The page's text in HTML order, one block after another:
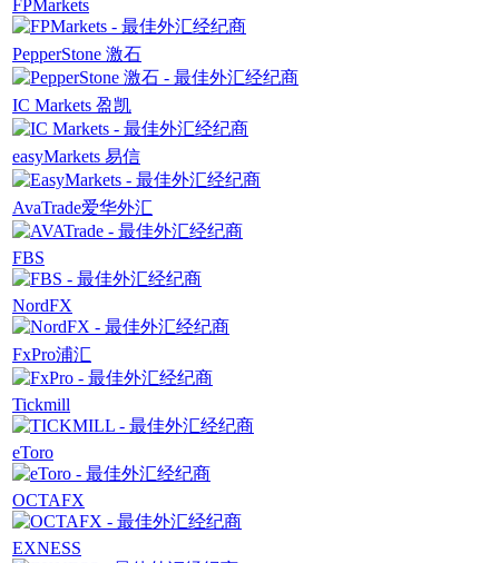
FPMarkets
PepperStone 激石
IC Markets 盈凯
easyMarkets 易信
AvaTrade爱华外汇
FBS
NordFX
FxPro浦汇
Tickmill
eToro
OCTAFX
EXNESS